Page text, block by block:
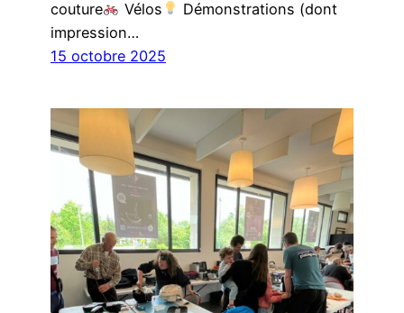
couture Vélos
Démonstrations (dont
impression…
15 octobre 2025